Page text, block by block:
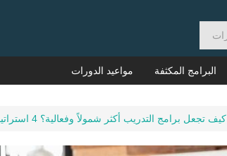
البرامج المكثفة مواعيد الدورات
كيف تجعل برامج التدريب أكثر شمولاً وفعالية؟ 4 استراتيجيات رئيسة